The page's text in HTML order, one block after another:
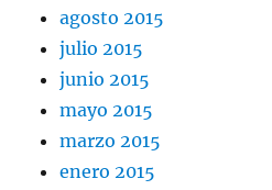
agosto 2015
julio 2015
junio 2015
mayo 2015
marzo 2015
enero 2015